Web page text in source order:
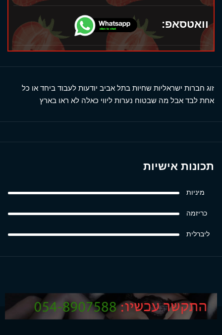
וואטסאפ:
זוג חברות ישראליות שחיות בתל אביב יודעות לעבוד ביחד או כל
אחת לבד אבל מה שבטוח נערות ליווי כאלה לא ראו בארץ
תכונות אישיות
מיניות
כריזמה
ליברלית